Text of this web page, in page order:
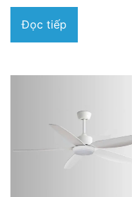
Đọc tiếp